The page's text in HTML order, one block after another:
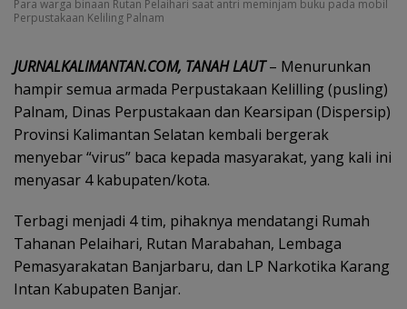
Para warga binaan Rutan Pelaihari saat antri meminjam buku pada mobil
Perpustakaan Keliling Palnam
JURNALKALIMANTAN.COM, TANAH LAUT– Menurunkan
hampir semua armada Perpustakaan Kelilling (pusling)
Palnam, Dinas Perpustakaan dan Kearsipan (Dispersip)
Provinsi Kalimantan Selatan kembali bergerak
menyebar “virus” baca kepada masyarakat, yang kali ini
menyasar 4 kabupaten/kota.
Terbagi menjadi 4 tim, pihaknya mendatangi Rumah
Tahanan Pelaihari, Rutan Marabahan, Lembaga
Pemasyarakatan Banjarbaru, dan LP Narkotika Karang
Intan Kabupaten Banjar.